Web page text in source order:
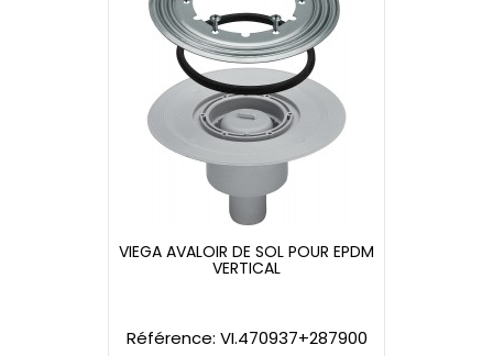
VIEGA AVALOIR DE SOL POUR EPDM
VERTICAL
Référence: VI.470937+287900